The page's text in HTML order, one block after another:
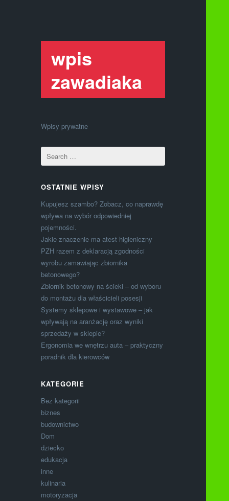
wpis
zawadiaka
Wpisy prywatne
OSTATNIE WPISY
Kupujesz szambo? Zobacz, co naprawdę
wpływa na wybór odpowiedniej
pojemności.
Jakie znaczenie ma atest higieniczny
PZH razem z deklaracją zgodności
wyrobu zamawiając zbiornika
betonowego?
Zbiornik betonowy na ścieki – od wyboru
do montażu dla właścicieli posesji
Systemy sklepowe i wystawowe – jak
wpływają na aranżację oraz wyniki
sprzedaży w sklepie?
Ergonomia we wnętrzu auta – praktyczny
poradnik dla kierowców
KATEGORIE
Bez kategorii
biznes
budownictwo
Dom
dziecko
edukacja
inne
kulinaria
motoryzacja